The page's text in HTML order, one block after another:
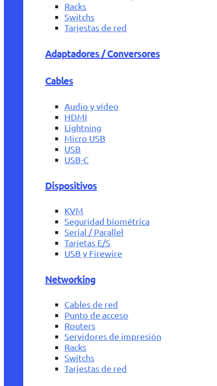
Racks
Switchs
Tarjestas de red
Adaptadores / Conversores
Cables
Audio y vídeo
HDMI
Lightning
Micro USB
USB
USB-C
Dispositivos
KVM
Seguridad biométrica
Serial / Parallel
Tarjetas E/S
USB y Firewire
Networking
Cables de red
Punto de acceso
Routers
Servidores de impresión
Racks
Switchs
Tarjestas de red